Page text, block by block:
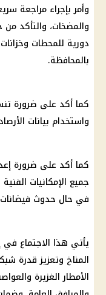
وأمر بإجراء مراجعة
والمضخات، والتأكد من
دورية للمحطات
بالمحافظة.
كما أكد على ضرورة
واستخدام بيانات
كما أكد على ضرورة
جميع الإمكانيات
في حال حدوث
يأتي هذا الاجتماع في
المناخ وتعزيز قدرة
الأمطار الغزيرة